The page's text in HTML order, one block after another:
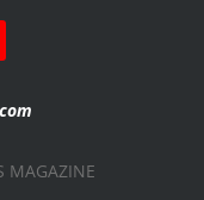
MAGAZINE